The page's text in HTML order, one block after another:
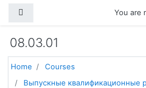
You are
08.03.01
Home
Courses
Выпускные квалификационные